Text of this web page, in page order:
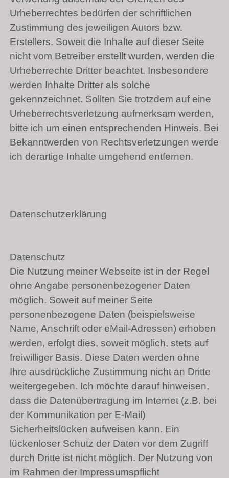
Urheberrechtes bedürfen der schriftlichen
Zustimmung des jeweiligen Autors bzw.
Erstellers. Soweit die Inhalte auf dieser Seite
nicht vom Betreiber erstellt wurden, werden die
Urheberrechte Dritter beachtet. Insbesondere
werden Inhalte Dritter als solche
gekennzeichnet. Sollten Sie trotzdem auf eine
Urheberrechtsverletzung aufmerksam werden,
bitte ich um einen entsprechenden Hinweis. Bei
Bekanntwerden von Rechtsverletzungen werde
ich derartige Inhalte umgehend entfernen.
Datenschutzerklärung
Datenschutz
Die Nutzung meiner Webseite ist in der Regel
ohne Angabe personenbezogener Daten
möglich. Soweit auf meiner Seite
personenbezogene Daten (beispielsweise
Name, Anschrift oder eMail-Adressen) erhoben
werden, erfolgt dies, soweit möglich, stets auf
freiwilliger Basis. Diese Daten werden ohne
Ihre ausdrückliche Zustimmung nicht an Dritte
weitergegeben. Ich möchte darauf hinweisen,
dass die Datenübertragung im Internet (z.B. bei
der Kommunikation per E-Mail)
Sicherheitslücken aufweisen kann. Ein
lückenloser Schutz der Daten vor dem Zugriff
durch Dritte ist nicht möglich. Der Nutzung von
im Rahmen der Impressumspflicht